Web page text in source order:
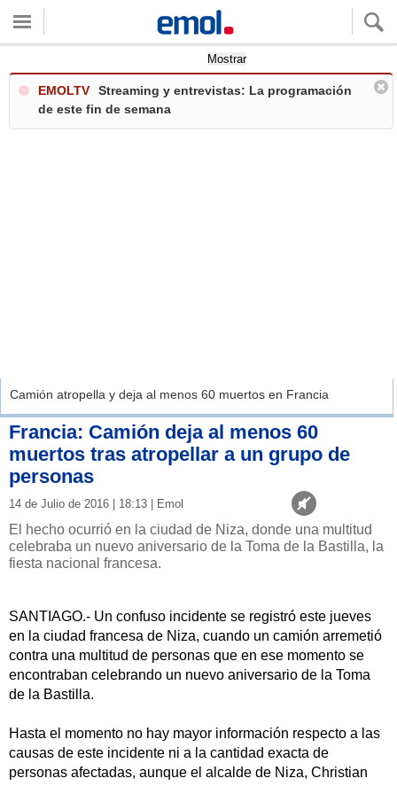
Mostrar
EMOLTV
Streaming y entrevistas: La programación
de este fin de semana
Camión atropella y deja al menos 60 muertos en Francia
Francia: Camión deja al menos 60
muertos tras atropellar a un grupo de
personas
14 de Julio de 2016 | 18:13 | Emol
El hecho ocurrió en la ciudad de Niza, donde una multitud
celebraba un nuevo aniversario de la Toma de la Bastilla, la
fiesta nacional francesa.
SANTIAGO.- Un confuso incidente se registró este jueves
en la ciudad francesa de Niza, cuando un camión arremetió
contra una multitud de personas que en ese momento se
encontraban celebrando un nuevo aniversario de la Toma
de la Bastilla.
Hasta el momento no hay mayor información respecto a las
causas de este incidente ni a la cantidad exacta de
personas afectadas, aunque el alcalde de Niza, Christian